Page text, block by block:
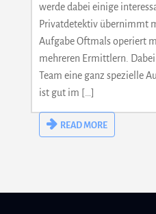
werde dabei einige
Privatdetektiv übernimmt
Aufgabe Oftmals operiert
mehreren Ermittlern.
Team eine ganz spezielle
ist gut im […]
READ MORE